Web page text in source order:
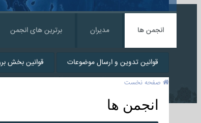
انجمن ها مدیران برترین های انجمن
قوانین تدوین و ارسال موضوعات قوانین بخش
صفحه نخست
انجمن ها